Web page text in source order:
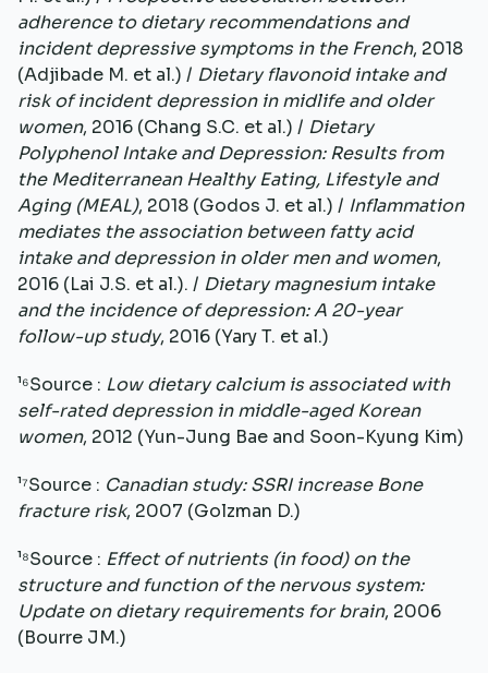
adherence to dietary recommendations and
incident depressive symptoms in the French, 2018
(Adjibade M. et al.) / Dietary flavonoid intake and
risk of incident depression in midlife and older
women, 2016 (Chang S.C. et al.) / Dietary
Polyphenol Intake and Depression: Results from
the Mediterranean Healthy Eating, Lifestyle and
Aging (MEAL), 2018 (Godos J. et al.) / Inflammation
mediates the association between fatty acid
intake and depression in older men and women,
2016 (Lai J.S. et al.). / Dietary magnesium intake
and the incidence of depression: A 20-year
follow-up study, 2016 (Yary T. et al.)
¹⁶Source : Low dietary calcium is associated with
self-rated depression in middle-aged Korean
women, 2012 (Yun-Jung Bae and Soon-Kyung Kim)
¹⁷Source : Canadian study: SSRI increase Bone
fracture risk, 2007 (Golzman D.)
¹⁸Source : Effect of nutrients (in food) on the
structure and function of the nervous system:
Update on dietary requirements for brain, 2006
(Bourre JM.)